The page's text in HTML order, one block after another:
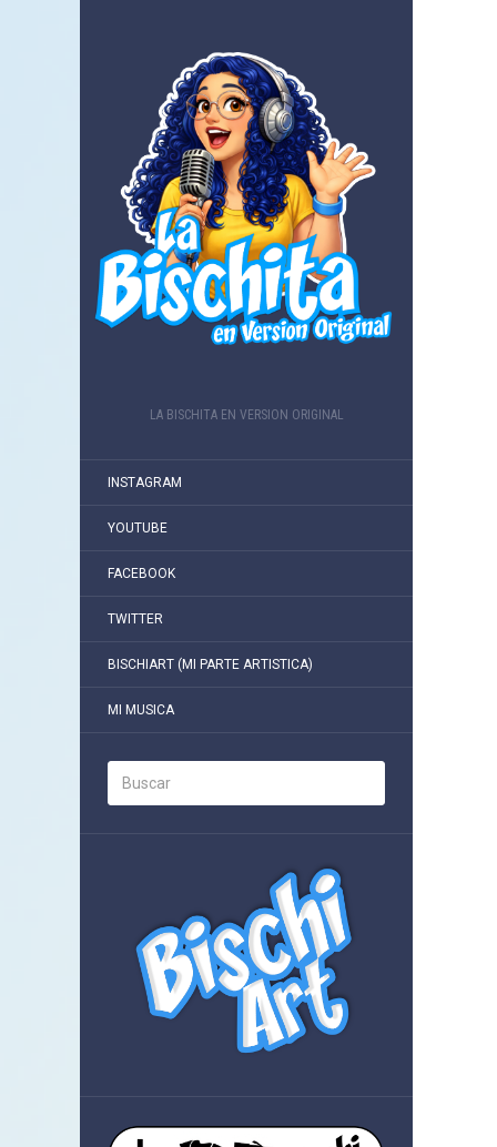
LA BISCHITA EN VERSION ORIGINAL
INSTAGRAM
YOUTUBE
FACEBOOK
TWITTER
BISCHIART (MI PARTE ARTISTICA)
MI MUSICA